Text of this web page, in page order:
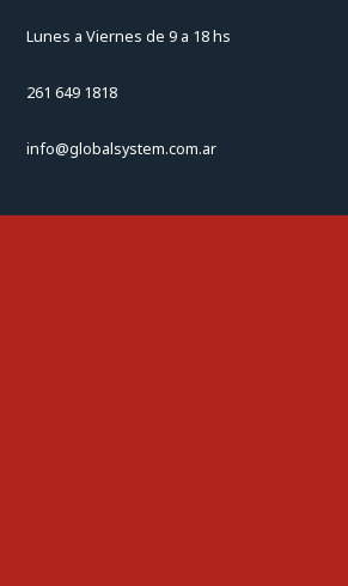
Lunes a Viernes de 9 a 18 hs
261 649 1818
info@globalsystem.com.ar